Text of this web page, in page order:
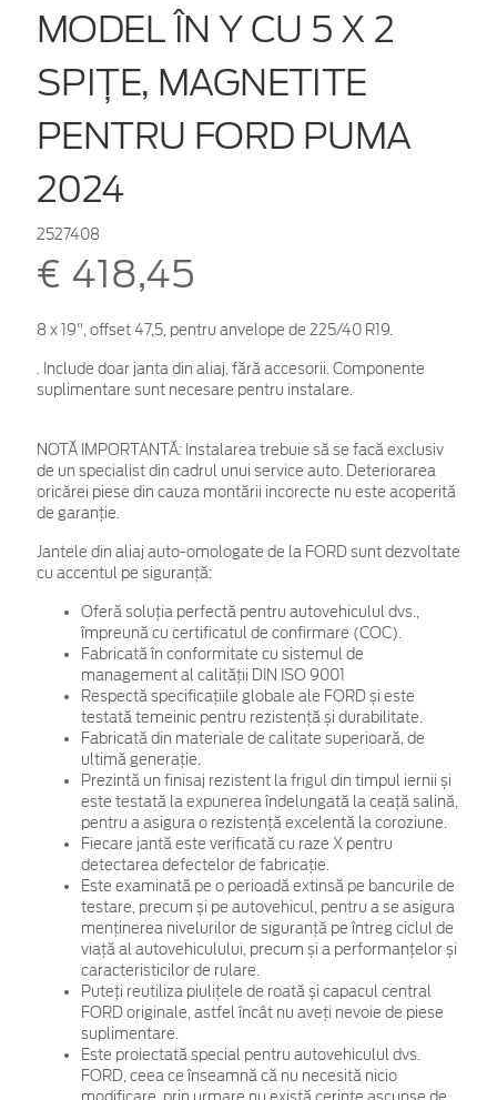
MODEL ÎN Y CU 5 X 2
SPIȚE, MAGNETITE
PENTRU FORD PUMA
2024
2527408
€ 418,45
8 x 19", offset 47,5, pentru anvelope de 225/40 R19.
. Include doar janta din aliaj, fără accesorii. Componente
suplimentare sunt necesare pentru instalare.
NOTĂ IMPORTANTĂ: Instalarea trebuie să se facă exclusiv
de un specialist din cadrul unui service auto. Deteriorarea
oricărei piese din cauza montării incorecte nu este acoperită
de garanţie.
Jantele din aliaj auto-omologate de la FORD sunt dezvoltate
cu accentul pe siguranță:
Oferă soluția perfectă pentru autovehiculul dvs.,
împreună cu certificatul de confirmare (COC).
Fabricată în conformitate cu sistemul de
management al calității DIN ISO 9001
Respectă specificațiile globale ale FORD și este
testată temeinic pentru rezistență și durabilitate.
Fabricată din materiale de calitate superioară, de
ultimă generație.
Prezintă un finisaj rezistent la frigul din timpul iernii și
este testată la expunerea îndelungată la ceață salină,
pentru a asigura o rezistență excelentă la coroziune.
Fiecare jantă este verificată cu raze X pentru
detectarea defectelor de fabricație.
Este examinată pe o perioadă extinsă pe bancurile de
testare, precum și pe autovehicul, pentru a se asigura
menținerea nivelurilor de siguranță pe întreg ciclul de
viață al autovehiculului, precum și a performanțelor și
caracteristicilor de rulare.
Puteți reutiliza piulițele de roată și capacul central
FORD originale, astfel încât nu aveți nevoie de piese
suplimentare.
Este proiectată special pentru autovehiculul dvs.
FORD, ceea ce înseamnă că nu necesită nicio